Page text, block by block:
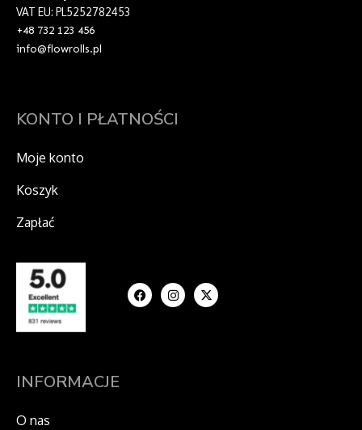
VAT EU: PL5252782453
+48 732 123 456
info@flowrolls.pl
KONTO I PŁATNOŚCI
Moje konto
Koszyk
Zapłać
a
c
e
n
s
t
-
t
w
INFORMACJE
O nas